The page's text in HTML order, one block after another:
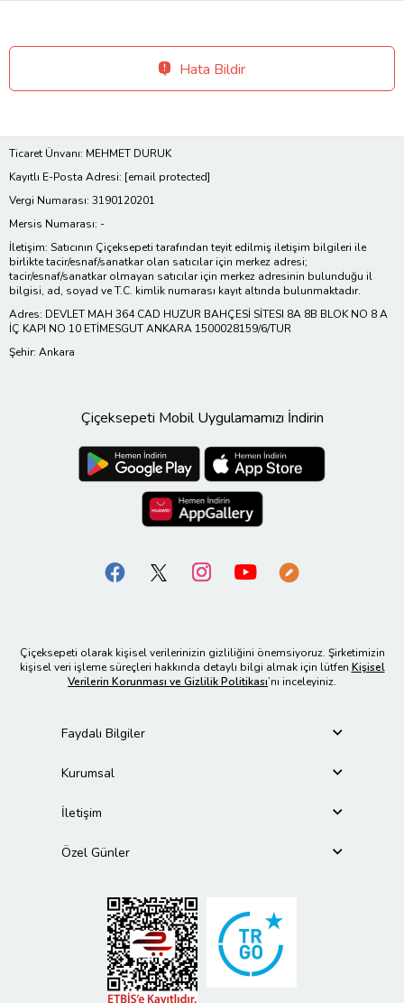
Hata Bildir
Ticaret Ünvanı: MEHMET DURUK
Kayıtlı E-Posta Adresi: [email protected]
Vergi Numarası: 3190120201
Mersis Numarası: -
İletişim: Satıcının Çiçeksepeti tarafından teyit edilmiş iletişim bilgileri ile
birlikte tacir/esnaf/sanatkar olan satıcılar için merkez adresi;
tacir/esnaf/sanatkar olmayan satıcılar için merkez adresinin bulunduğu il
bilgisi, ad, soyad ve T.C. kimlik numarası kayıt altında bulunmaktadır.
Adres: DEVLET MAH 364 CAD HUZUR BAHÇESİ SİTESI 8A 8B BLOK NO 8 A
İÇ KAPI NO 10 ETİMESGUT ANKARA 1500028159/6/TUR
Şehir: Ankara
Çiçeksepeti Mobil Uygulamamızı İndirin
Çiçeksepeti olarak kişisel verilerinizin gizliliğini önemsiyoruz. Şirketimizin
kişisel veri işleme süreçleri hakkında detaylı bilgi almak için lütfen Kişisel
Verilerin Korunması ve Gizlilik Politikası’nı inceleyiniz.
Faydalı Bilgiler
Kurumsal
İletişim
Özel Günler